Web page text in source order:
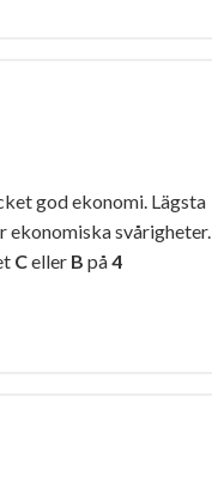
god ekonomi. Lägsta
ekonomiska svårigheter.
Celler B på4